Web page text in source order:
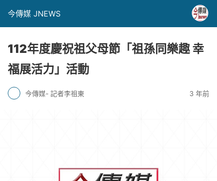
今傳媒 JNEWS
112年度慶祝祖父母節「祖孫同樂趣 幸
福展活力」活動
今傳媒- 記者李祖東 3 年前